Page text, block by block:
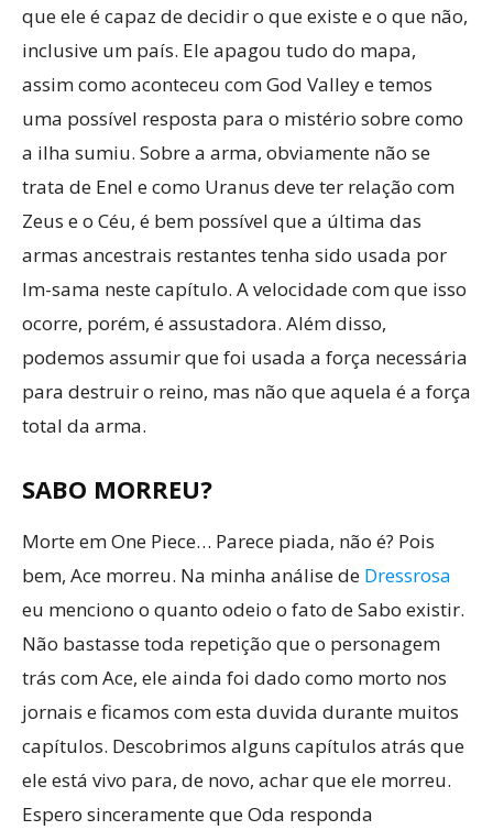
que ele é capaz de decidir o que existe e o que não,
inclusive um país. Ele apagou tudo do mapa,
assim como aconteceu com God Valley e temos
uma possível resposta para o mistério sobre como
a ilha sumiu. Sobre a arma, obviamente não se
trata de Enel e como Uranus deve ter relação com
Zeus e o Céu, é bem possível que a última das
armas ancestrais restantes tenha sido usada por
Im-sama neste capítulo. A velocidade com que isso
ocorre, porém, é assustadora. Além disso,
podemos assumir que foi usada a força necessária
para destruir o reino, mas não que aquela é a força
total da arma.
SABO MORREU?
Morte em One Piece… Parece piada, não é? Pois
bem, Ace morreu. Na minha análise de Dressrosa
eu menciono o quanto odeio o fato de Sabo existir.
Não bastasse toda repetição que o personagem
trás com Ace, ele ainda foi dado como morto nos
jornais e ficamos com esta duvida durante muitos
capítulos. Descobrimos alguns capítulos atrás que
ele está vivo para, de novo, achar que ele morreu.
Espero sinceramente que Oda responda